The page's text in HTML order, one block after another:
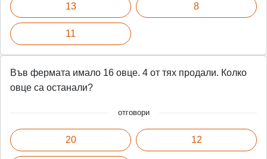
13
11
8
Във фермата имало 16 овце. 4 от тях продали. Колко
овце са останали?
отговори
20 12